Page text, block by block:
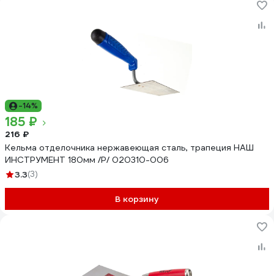
-14%
185 ₽
216 ₽
Кельма отделочника нержавеющая сталь, трапеция НАШ
ИНСТРУМЕНТ 180мм /Р/ 020310-006
3.3(3)
В корзину